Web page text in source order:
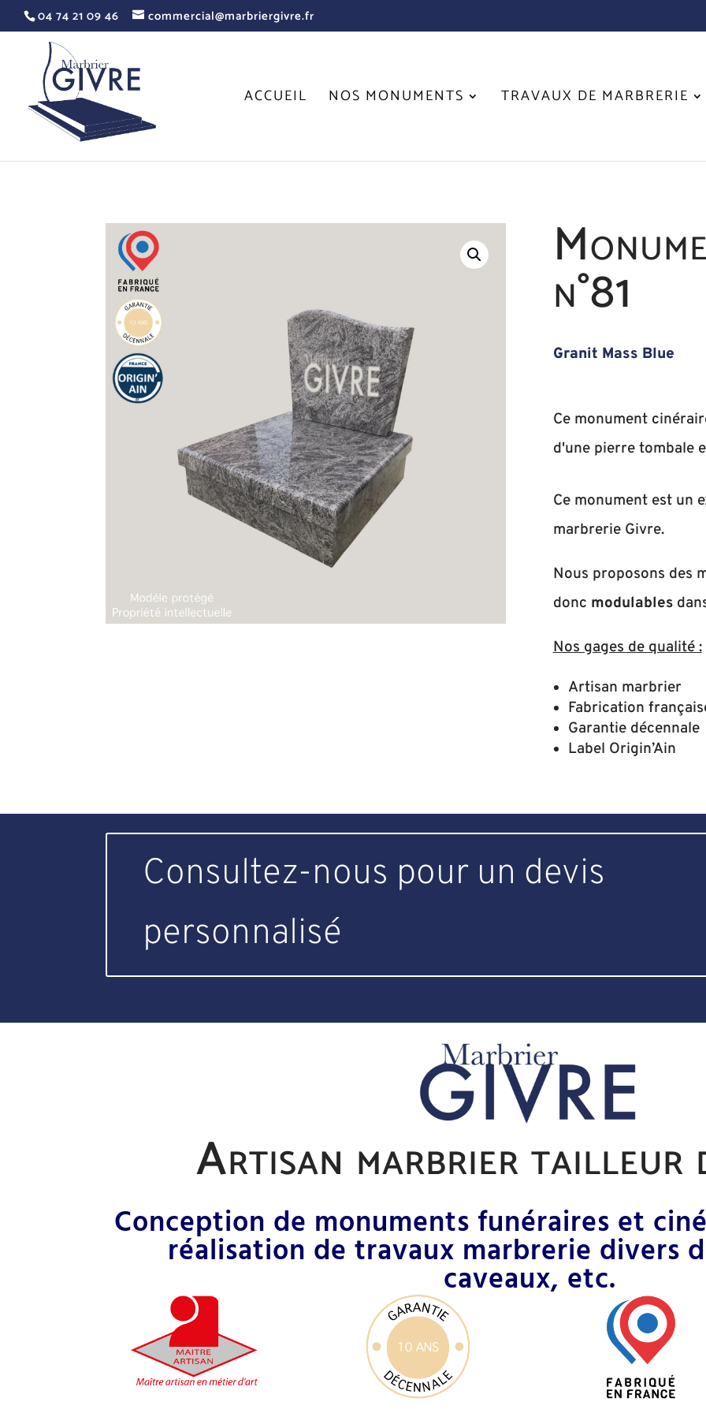
04 74 21 09 46 commercial@marbriergivre.fr
ACCUEIL NOS MONUMENTS TRAVAUX DE MARBRERIE
n°81
Granit Mass Blue
Ce monument
d'une pierre tombale
Ce monument est un
marbrerie Givre.
Nous proposons des
donc modulables
Nos gages de qualité :
Artisan marbrier
Fabrication
Garantie décennale
Label Origin’Ain
Consultez-nous pour un devis
personnalisé
Artisan marbrier tailleur
Conception de monuments funéraires et
réalisation de travaux marbrerie divers
caveaux, etc.